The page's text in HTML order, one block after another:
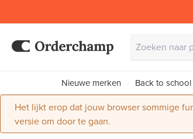
Nieuwe merken Back to school
Het lijkt erop dat jouw browser sommige
versie om door te gaan.